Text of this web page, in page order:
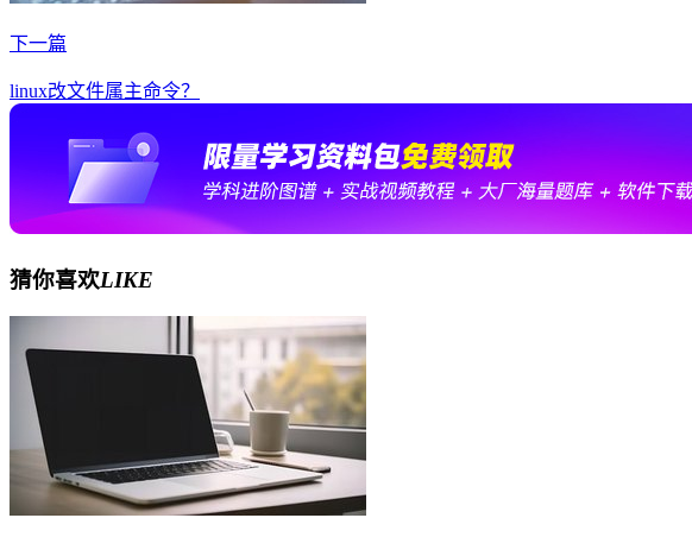
下一篇
linux改文件属主命令？
猜你喜欢LIKE